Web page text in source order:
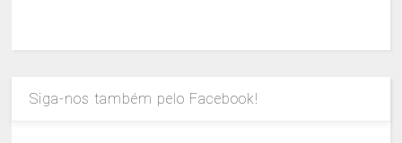
Siga-nos também pelo Facebook!